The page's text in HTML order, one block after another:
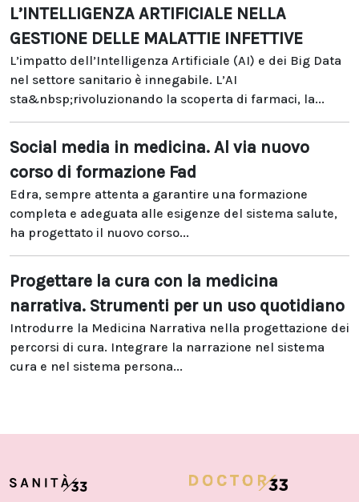
L’INTELLIGENZA ARTIFICIALE NELLA
GESTIONE DELLE MALATTIE INFETTIVE
L’impatto dell’Intelligenza Artificiale (AI) e dei Big Data
nel settore sanitario è innegabile. L’AI
sta&nbsp;rivoluzionando la scoperta di farmaci, la...
Social media in medicina. Al via nuovo
corso di formazione Fad
Edra, sempre attenta a garantire una formazione
completa e adeguata alle esigenze del sistema salute,
ha progettato il nuovo corso...
Progettare la cura con la medicina
narrativa. Strumenti per un uso quotidiano
Introdurre la Medicina Narrativa nella progettazione dei
percorsi di cura. Integrare la narrazione nel sistema
cura e nel sistema persona...